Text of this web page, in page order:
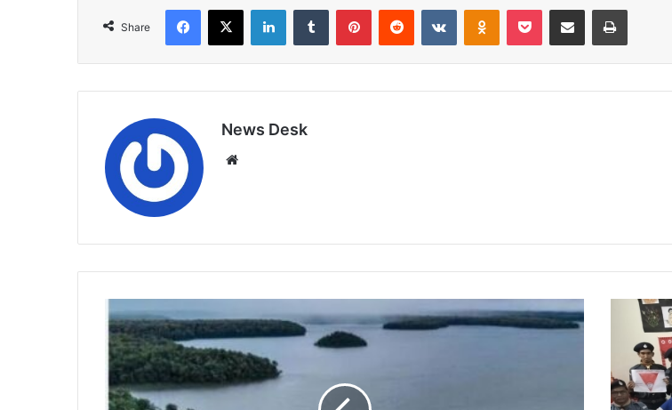
Share
Facebook
X LinkedInTumblr PinterestReddit VKontakteOdnoklassniki
Pocket Share via Email Print
News Desk
डैम
के
चार
खोले
स्कार्फ
पर
जिले